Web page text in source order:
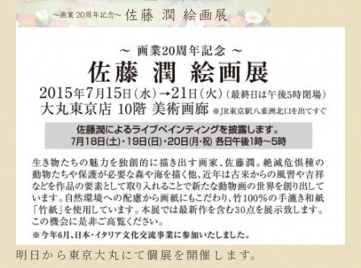
明日から東京大丸にて個展を開催します。